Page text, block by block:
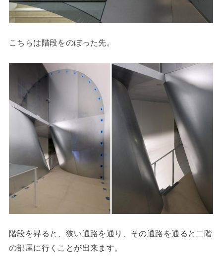
こちらは階段をのぼった先。
階段を昇ると、狭い通路を通り、その通路を通ると二階
の部屋に行くことが出来ます。